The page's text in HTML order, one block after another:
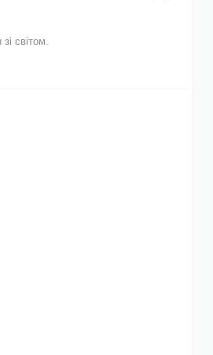
світом.